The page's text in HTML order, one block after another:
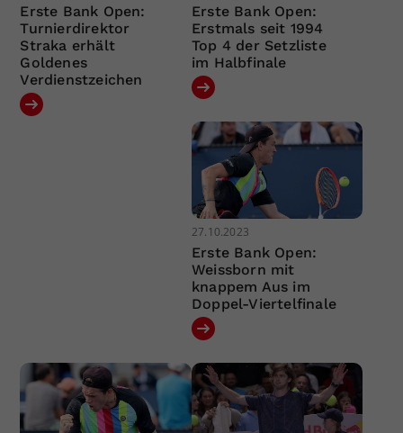
Erste Bank Open:
Turnierdirektor
Straka erhält
Goldenes
Verdienstzeichen
Erste Bank Open:
Erstmals seit 1994
Top 4 der Setzliste
im Halbfinale
27.10.2023
Erste Bank Open:
Weissborn mit
knappem Aus im
Doppel-Viertelfinale